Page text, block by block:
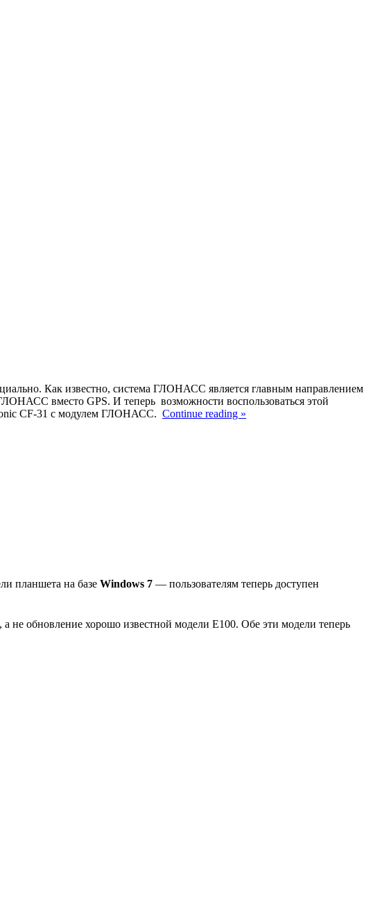
Как известно, система ГЛОНАСС является главным направлением
вместо GPS. И теперь возможности воспользоваться этой
СF-31 с модулем ГЛОНАСС. Continue reading »
планшета на базе Windows 7 — пользователям теперь доступен
не обновление хорошо известной модели E100. Обе эти модели теперь